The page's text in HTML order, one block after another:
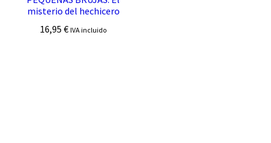
misterio del hechicero
16,95€ IVA incluido